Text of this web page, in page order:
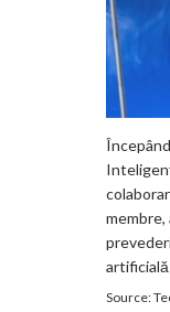
membre,
Source: